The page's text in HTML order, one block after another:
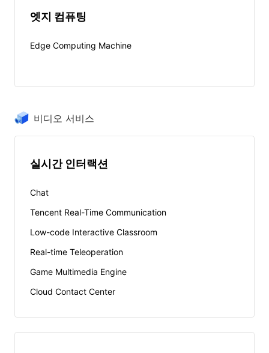
엣지 컴퓨팅
Edge Computing Machine
비디오 서비스
실시간 인터랙션
Chat
Tencent Real-Time Communication
Low-code Interactive Classroom
Real-time Teleoperation
Game Multimedia Engine
Cloud Contact Center